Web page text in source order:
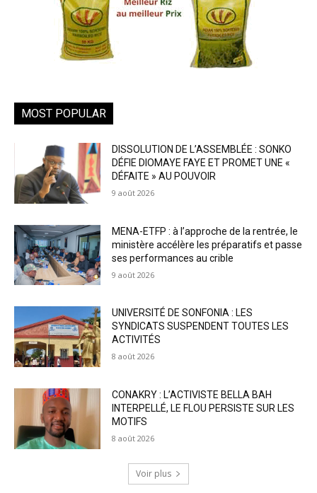
MOST POPULAR
DISSOLUTION DE L’ASSEMBLÉE : SONKO
DÉFIE DIOMAYE FAYE ET PROMET UNE «
DÉFAITE » AU POUVOIR
9 août 2026
MENA-ETFP : à l’approche de la rentrée, le
ministère accélère les préparatifs et passe
ses performances au crible
9 août 2026
UNIVERSITÉ DE SONFONIA : LES
SYNDICATS SUSPENDENT TOUTES LES
ACTIVITÉS
8 août 2026
CONAKRY : L’ACTIVISTE BELLA BAH
INTERPELLÉ, LE FLOU PERSISTE SUR LES
MOTIFS
8 août 2026
Voir plus